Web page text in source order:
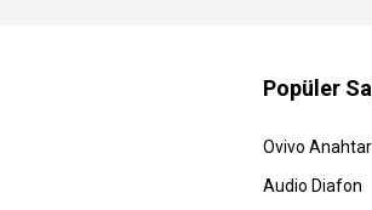
Popüler
Ovivo Anahtar
Audio Diafon